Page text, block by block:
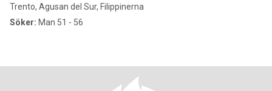
Trento, Agusan del Sur, Filippinerna
Söker: Man 51 - 56